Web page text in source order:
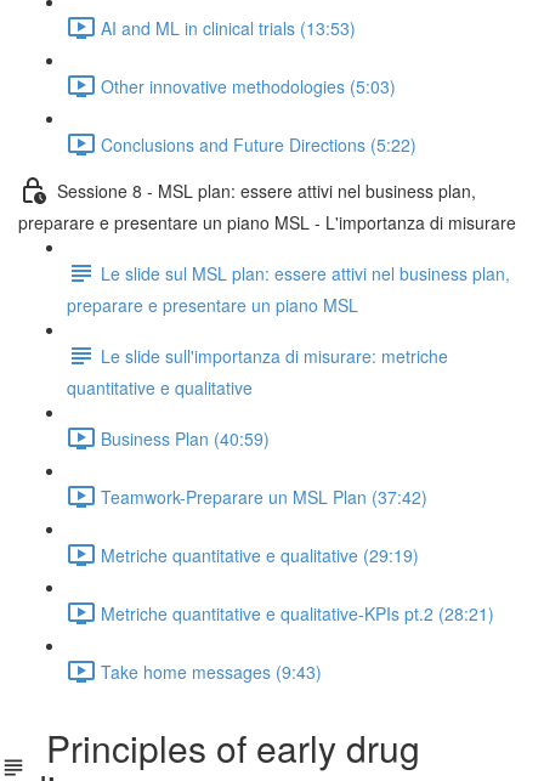
AI and ML in clinical trials (13:53)
Other innovative methodologies (5:03)
Conclusions and Future Directions (5:22)
Sessione 8 - MSL plan: essere attivi nel business plan,
preparare e presentare un piano MSL - L'importanza di misurare
Le slide sul MSL plan: essere attivi nel business plan,
preparare e presentare un piano MSL
Le slide sull'importanza di misurare: metriche
quantitative e qualitative
Business Plan (40:59)
Teamwork-Preparare un MSL Plan (37:42)
Metriche quantitative e qualitative (29:19)
Metriche quantitative e qualitative-KPIs pt.2 (28:21)
Take home messages (9:43)
Principles of early drug